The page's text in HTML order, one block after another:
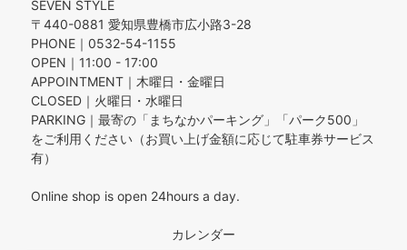
SEVEN STYLE
〒440-0881 愛知県豊橋市広小路3-28
PHONE｜0532-54-1155
OPEN｜11:00 - 17:00
APPOINTMENT｜木曜日・金曜日
CLOSED｜火曜日・水曜日
PARKING｜最寄の「まちなかパーキング」「パーク500」
をご利用ください（お買い上げ金額に応じて駐車券サービス
有）
Online shop is open 24hours a day.
カレンダー